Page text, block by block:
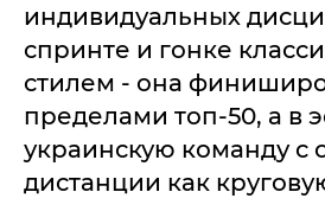
индивидуальных
спринте и гонке
стилем - она
пределами топ-50, а в
украинскую команду с
дистанции как